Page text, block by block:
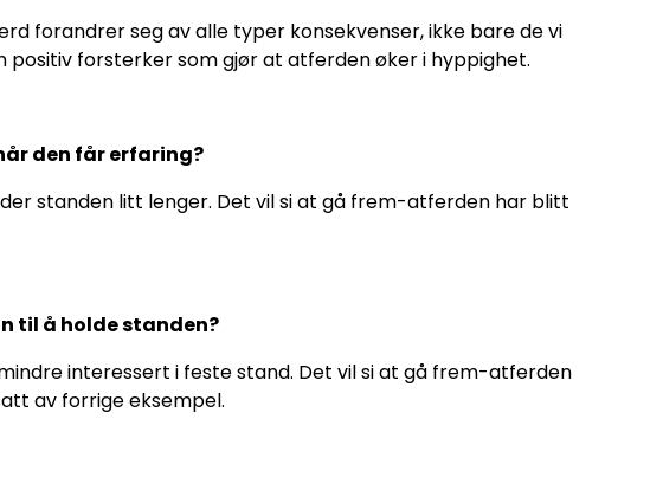
forandrer seg av alle typer konsekvenser, ikke bare de vi
positiv forsterker som gjør at atferden øker i hyppighet.
den får erfaring?
standen litt lenger. Det vil si at gå frem-atferden har blitt
til å holde standen?
interessert i feste stand. Det vil si at gå frem-atferden
av forrige eksempel.